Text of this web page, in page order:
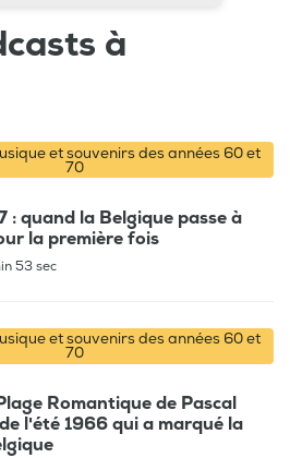
à
et souvenirs des années 60 et
70
: quand la Belgique passe à
la première fois
53 sec
et souvenirs des années 60 et
70
Romantique de Pascal
l'été 1966 qui a marqué la